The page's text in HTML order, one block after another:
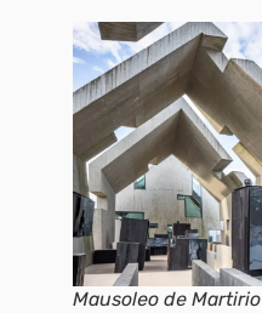
Mausoleo de